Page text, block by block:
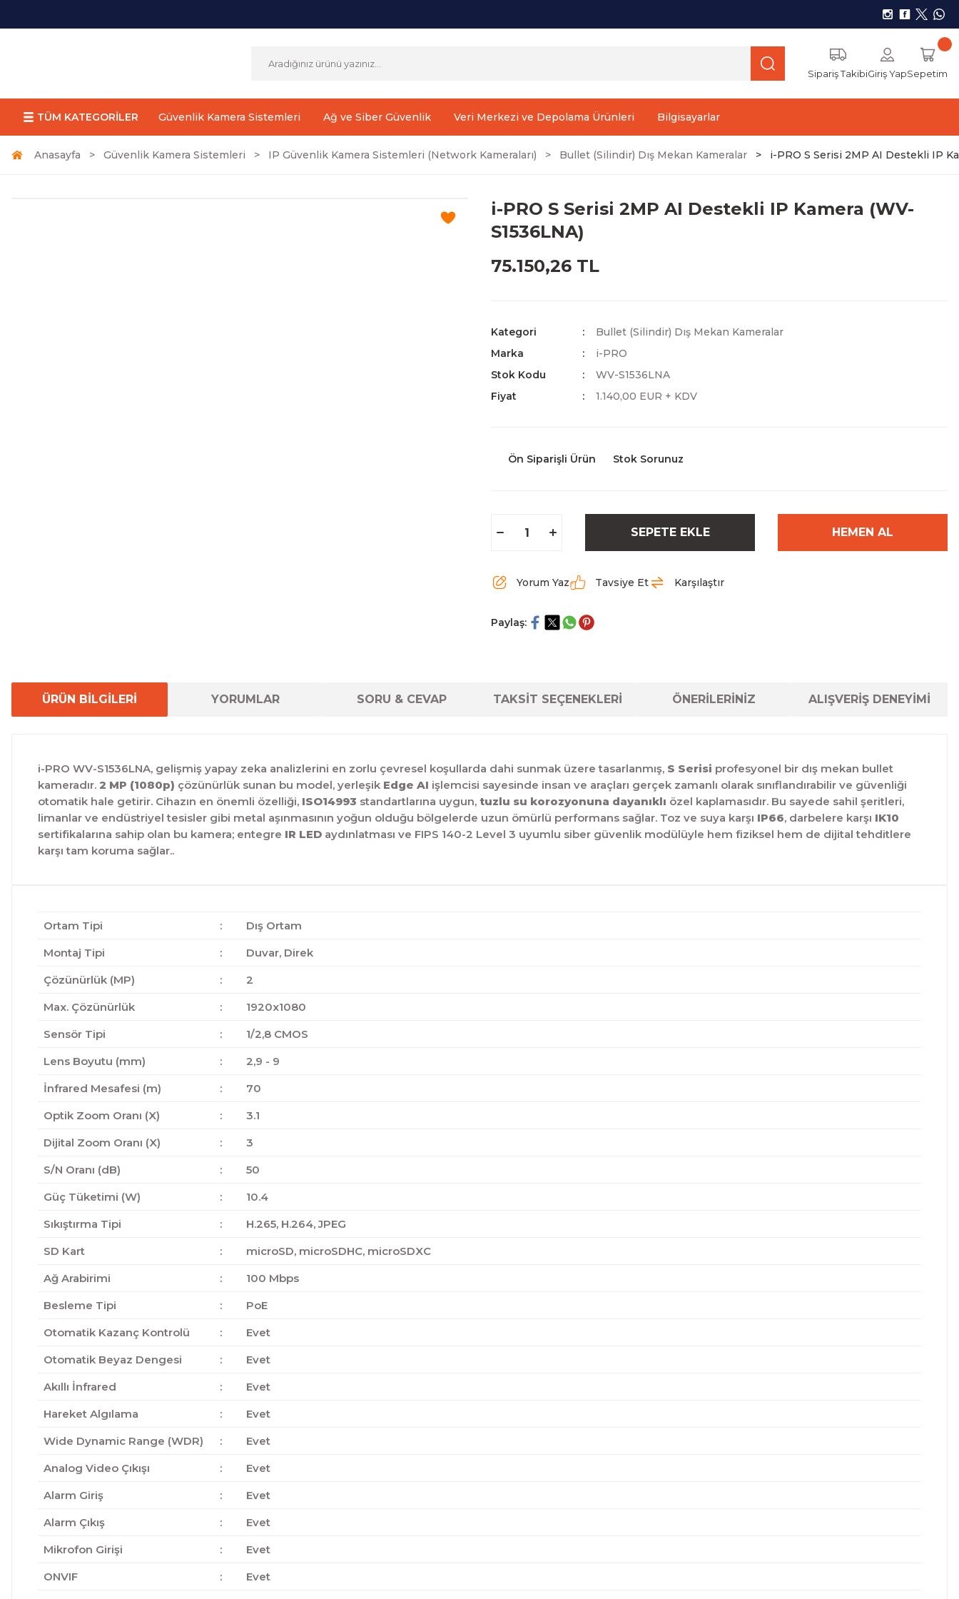
Sipariş TakibiGiriş YapSepetim
TÜM KATEGORİLER Güvenlik Kamera Sistemleri Ağ ve Siber Güvenlik Veri Merkezi ve Depolama Ürünleri Bilgisayarlar
Anasayfa Güvenlik Kamera Sistemleri IP Güvenlik Kamera Sistemleri (Network Kameraları) Bullet (Silindir) Dış Mekan Kameralar i-PRO S Serisi 2MP AI Destekli IP
i-PRO S Serisi 2MP AI Destekli IP Kamera (WV-
S1536LNA)
75.150,26 TL
Kategori
Bullet (Silindir) Dış Mekan Kameralar
Marka
i-PRO
Stok Kodu
WV-S1536LNA
Fiyat
1.140,00 EUR + KDV
Ön Siparişli Ürün Stok Sorunuz
SEPETE EKLE HEMEN AL
Yorum Yaz Tavsiye Et Karşılaştır
Paylaş:
ÜRÜN BİLGİLERİ YORUMLAR SORU & CEVAP TAKSİT SEÇENEKLERİ ÖNERİLERİNİZ ALIŞVERİŞ DENEYİMİ
i-PRO WV-S1536LNA, gelişmiş yapay zeka analizlerini en zorlu çevresel koşullarda dahi sunmak üzere tasarlanmış, S Serisi profesyonel bir dış mekan bullet
kameradır. 2 MP (1080p) çözünürlük sunan bu model, yerleşik Edge AI işlemcisi sayesinde insan ve araçları gerçek zamanlı olarak sınıflandırabilir ve güvenliği
otomatik hale getirir. Cihazın en önemli özelliği, ISO14993 standartlarına uygun, tuzlu su korozyonuna dayanıklı özel kaplamasıdır. Bu sayede sahil şeritleri,
limanlar ve endüstriyel tesisler gibi metal aşınmasının yoğun olduğu bölgelerde uzun ömürlü performans sağlar. Toz ve suya karşı IP66, darbelere karşı IK10
sertifikalarına sahip olan bu kamera; entegre IR LED aydınlatması ve FIPS 140-2 Level 3 uyumlu siber güvenlik modülüyle hem fiziksel hem de dijital tehditlere
karşı tam koruma sağlar..
Ortam Tipi :
Dış Ortam
Montaj Tipi
:
Duvar, Direk
Çözünürlük (MP)
:
2
Max. Çözünürlük
:
1920x1080
Sensör Tipi
:
1/2,8 CMOS
Lens Boyutu (mm)
:
2,9 - 9
İnfrared Mesafesi (m)
:
70
Optik Zoom Oranı (X)
:
3.1
Dijital Zoom Oranı (X)
:
3
S/N Oranı (dB)
:
50
Güç Tüketimi (W)
:
10.4
Sıkıştırma Tipi
:
H.265, H.264, JPEG
SD Kart
:
microSD, microSDHC, microSDXC
Ağ Arabirimi
:
100 Mbps
Besleme Tipi
:
PoE
Otomatik Kazanç Kontrolü
:
Evet
Otomatik Beyaz Dengesi
:
Evet
Akıllı İnfrared
:
Evet
Hareket Algılama
:
Evet
Wide Dynamic Range (WDR)
:
Evet
Analog Video Çıkışı
:
Evet
Alarm Giriş
:
Evet
Alarm Çıkış
:
Evet
Mikrofon Girişi
:
Evet
ONVIF
:
Evet